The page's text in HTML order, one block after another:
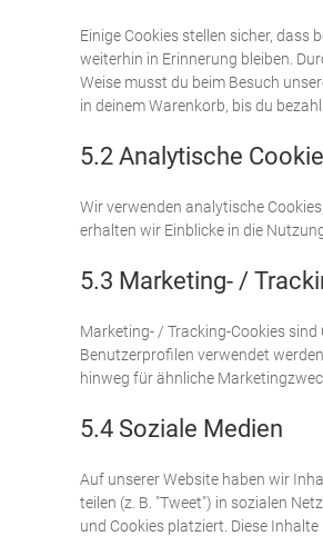
Einige Cookies stellen sicher,
weiterhin in Erinnerung bleiben.
Weise musst du beim Besuch
in deinem Warenkorb, bis du
5.2 Analytische
Wir verwenden analytische
erhalten wir Einblicke in die
5.3 Marketing- /
Marketing- / Tracking-Cookies sind
Benutzerprofilen verwendet
hinweg für ähnliche
5.4 Soziale Medien
Auf unserer Website haben wir
teilen (z. B. "Tweet") in sozialen
und Cookies platziert. Diese